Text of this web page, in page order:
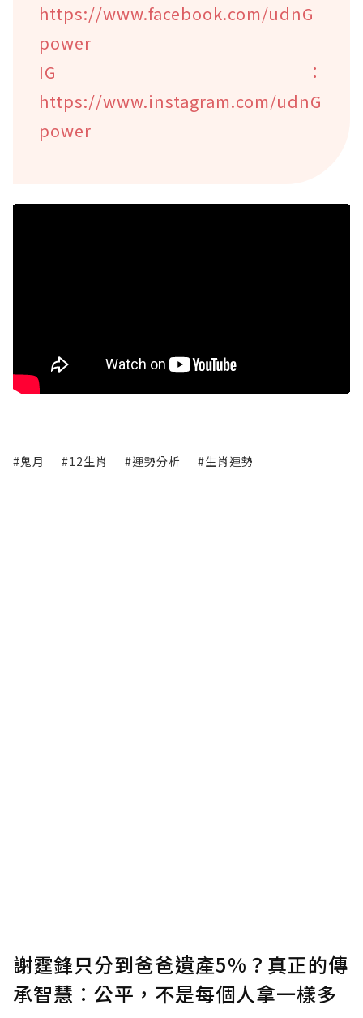
https://www.facebook.com/udnG
power
IG：
https://www.instagram.com/udnG
power
#鬼月 #12生肖 #運勢分析 #生肖運勢
謝霆鋒只分到爸爸遺產5%？真正的傳
承智慧：公平，不是每個人拿一樣多